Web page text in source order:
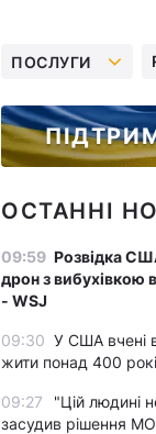
ПОСЛУГИ
ОСТАННІ
09:59 Розвідка
дрон з вибухівкою
- WSJ
09:30 У США вчені
жити понад 400
09:27
"Цій людині
засудив рішення